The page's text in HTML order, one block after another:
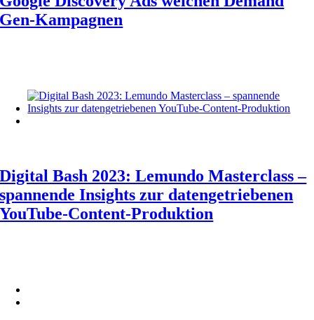
Gen-Kampagnen
Digital Bash 2023: Lemundo Masterclass –
spannende Insights zur datengetriebenen
YouTube-Content-Produktion